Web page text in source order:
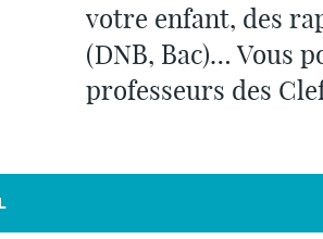
votre enfant, des
(DNB, Bac)… Vous
professeurs des